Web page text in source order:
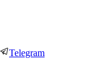
Telegram